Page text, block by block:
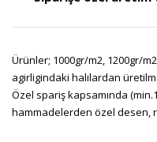
Ürünler; 1000gr/m2, 1200gr/
agirligindaki halılardan
Özel spariş kapsamında
hammadelerden özel desen,